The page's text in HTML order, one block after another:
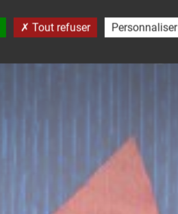
Tout refuser Personnaliser